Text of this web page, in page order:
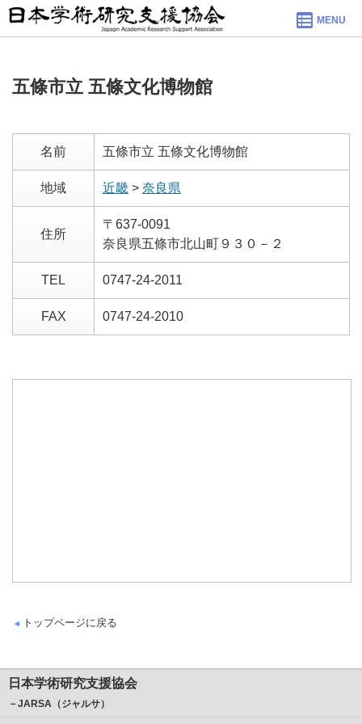
MENU
五條市立 五條文化博物館
名前 五條市立 五條文化博物館
地域 近畿 > 奈良県
住所
〒637-0091
奈良県五條市北山町９３０－２
TEL 0747-24-2011
FAX 0747-24-2010
トップページに戻る
日本学術研究支援協会
－JARSA（ジャルサ）